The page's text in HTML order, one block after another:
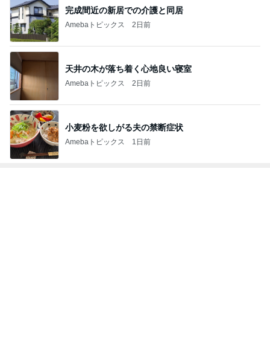
完成間近の新居での介護と同居
Amebaトピックス 2日前
天井の木が落ち着く心地良い寝室
Amebaトピックス 2日前
小麦粉を欲しがる夫の禁断症状
Amebaトピックス 1日前